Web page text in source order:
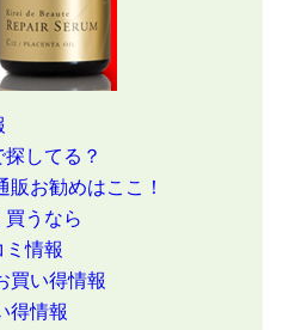
してる？
お勧めはここ！
うなら
ミ情報
買い得情報
得情報